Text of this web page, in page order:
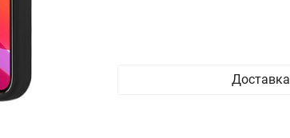
Доставка